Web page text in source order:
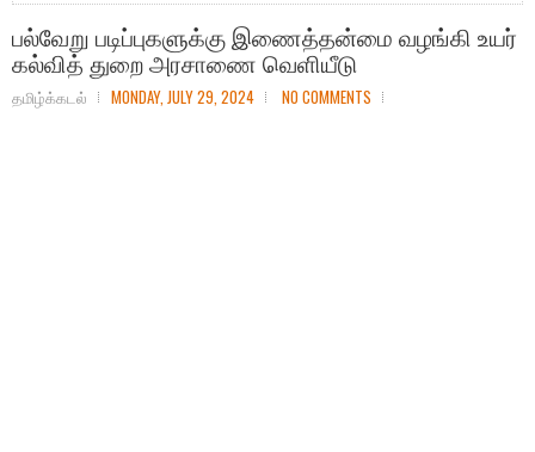
பல்வேறு படிப்புகளுக்கு இணைத்தன்மை வழங்கி உயர்
கல்வித் துறை அரசாணை வெளியீடு
தமிழ்க்கடல் MONDAY, JULY 29, 2024 NO COMMENTS